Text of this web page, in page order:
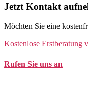
Jetzt Kontakt
Möchten Sie eine
Kostenlose Erstberatung
Rufen Sie uns an